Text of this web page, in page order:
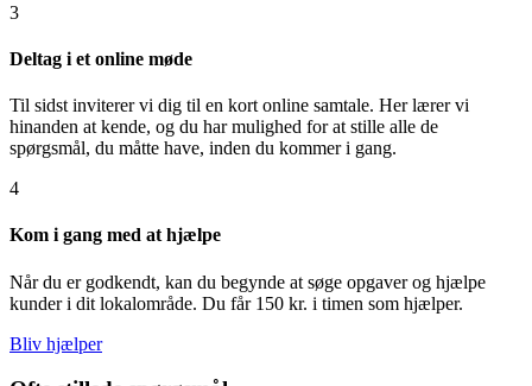
3
Deltag i et online møde
Til sidst inviterer vi dig til en kort online samtale. Her lærer vi
hinanden at kende, og du har mulighed for at stille alle de
spørgsmål, du måtte have, inden du kommer i gang.
4
Kom i gang med at hjælpe
Når du er godkendt, kan du begynde at søge opgaver og hjælpe
kunder i dit lokalområde. Du får 150 kr. i timen som hjælper.
Bliv hjælper